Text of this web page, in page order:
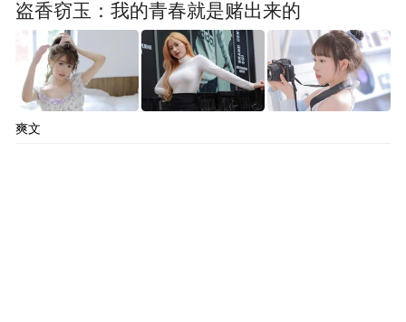
盗香窃玉：我的青春就是赌出来的
爽文